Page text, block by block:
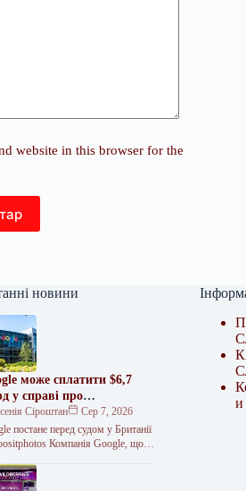
website in this browser for the
новини
може сплатити $6,7
у справі про
даних
Сіроштан
Сер 7, 2026
постане перед судом у Британії
Компанія Google, що
у рамках масштабного…
и